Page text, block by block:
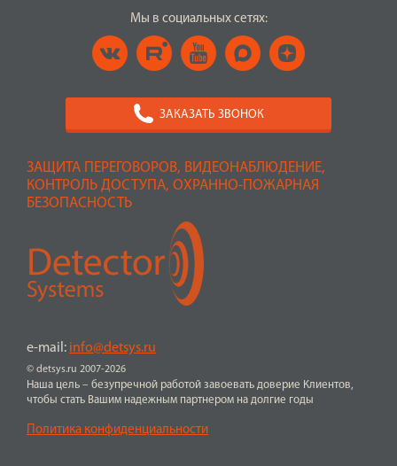
ЗАЩИТА ПЕРЕГОВОРОВ, ВИДЕОНАБЛЮДЕНИЕ,
КОНТРОЛЬ ДОСТУПА, ОХРАННО-ПОЖАРНАЯ
БЕЗОПАСНОСТЬ
© detsys.ru 2007-2026
e-mail: info@detsys.ru
Наша цель – безупречной работой завоевать доверие Клиентов,
чтобы стать Вашим надежным партнером на долгие годы
Политика конфиденциальности
Мы в социальных сетях:
ЗАКАЗАТЬ ЗВОНОК